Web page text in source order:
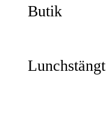
Butik
Lunchstängt